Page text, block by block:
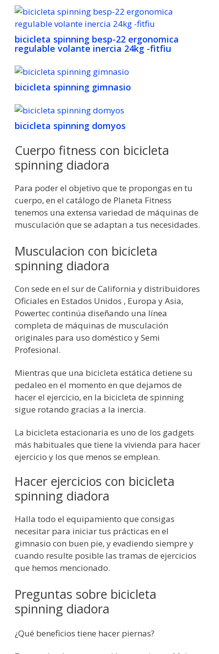
bicicleta spinning besp-22 ergonomica
regulable volante inercia 24kg -fitfiu
bicicleta spinning gimnasio
bicicleta spinning domyos
Cuerpo fitness con bicicleta
spinning diadora
Para poder el objetivo que te propongas en tu
cuerpo, en el catálogo de Planeta Fitness
tenemos una extensa variedad de máquinas de
musculación que se adaptan a tus necesidades.
Musculacion con bicicleta
spinning diadora
Con sede en el sur de California y distribuidores
Oficiales en Estados Unidos , Europa y Asia,
Powertec continúa diseñando una línea
completa de máquinas de musculación
originales para uso doméstico y Semi
Profesional.
Mientras que una bicicleta estática detiene su
pedaleo en el momento en que dejamos de
hacer el ejercicio, en la bicicleta de spinning
sigue rotando gracias a la inercia.
La bicicleta estacionaria es uno de los gadgets
más habituales que tiene la vivienda para hacer
ejercicio y los que menos se emplean.
Hacer ejercicios con bicicleta
spinning diadora
Halla todo el equipamiento que consigas
necesitar para iniciar tus prácticas en el
gimnasio con buen pie, y evadiendo siempre y
cuando resulte posible las tramas de ejercicios
que hemos mencionado.
Preguntas sobre bicicleta
spinning diadora
¿Qué beneficios tiene hacer piernas?